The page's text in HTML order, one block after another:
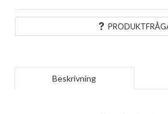
Beskrivning